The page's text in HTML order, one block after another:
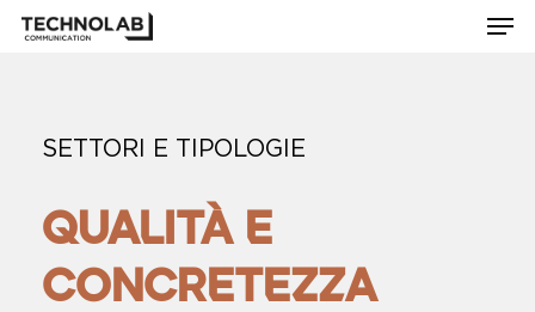
Skip
SETTORI E TIPOLOGIE
QUALITÀ E
CONCRETEZZA